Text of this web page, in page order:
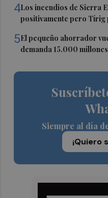
4Los incendios de Sierra
positivamente pero Tírig
5El pequeño ahorrador
demanda 15.000
Siempre al día
¡Quiero